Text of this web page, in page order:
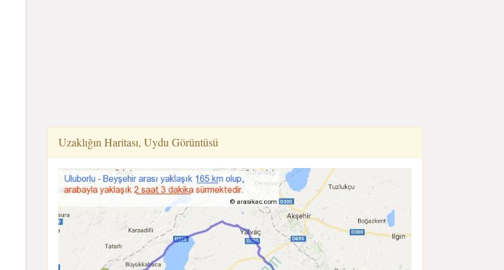
Uzaklığın Haritası, Uydu Görüntüsü